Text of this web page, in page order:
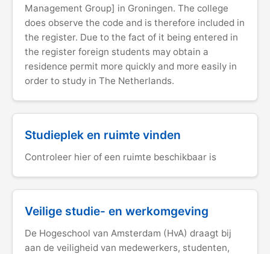
Management Group] in Groningen. The college
does observe the code and is therefore included in
the register. Due to the fact of it being entered in
the register foreign students may obtain a
residence permit more quickly and more easily in
order to study in The Netherlands.
Studieplek en ruimte vinden
Controleer hier of een ruimte beschikbaar is
Veilige studie- en werkomgeving
De Hogeschool van Amsterdam (HvA) draagt bij
aan de veiligheid van medewerkers, studenten,